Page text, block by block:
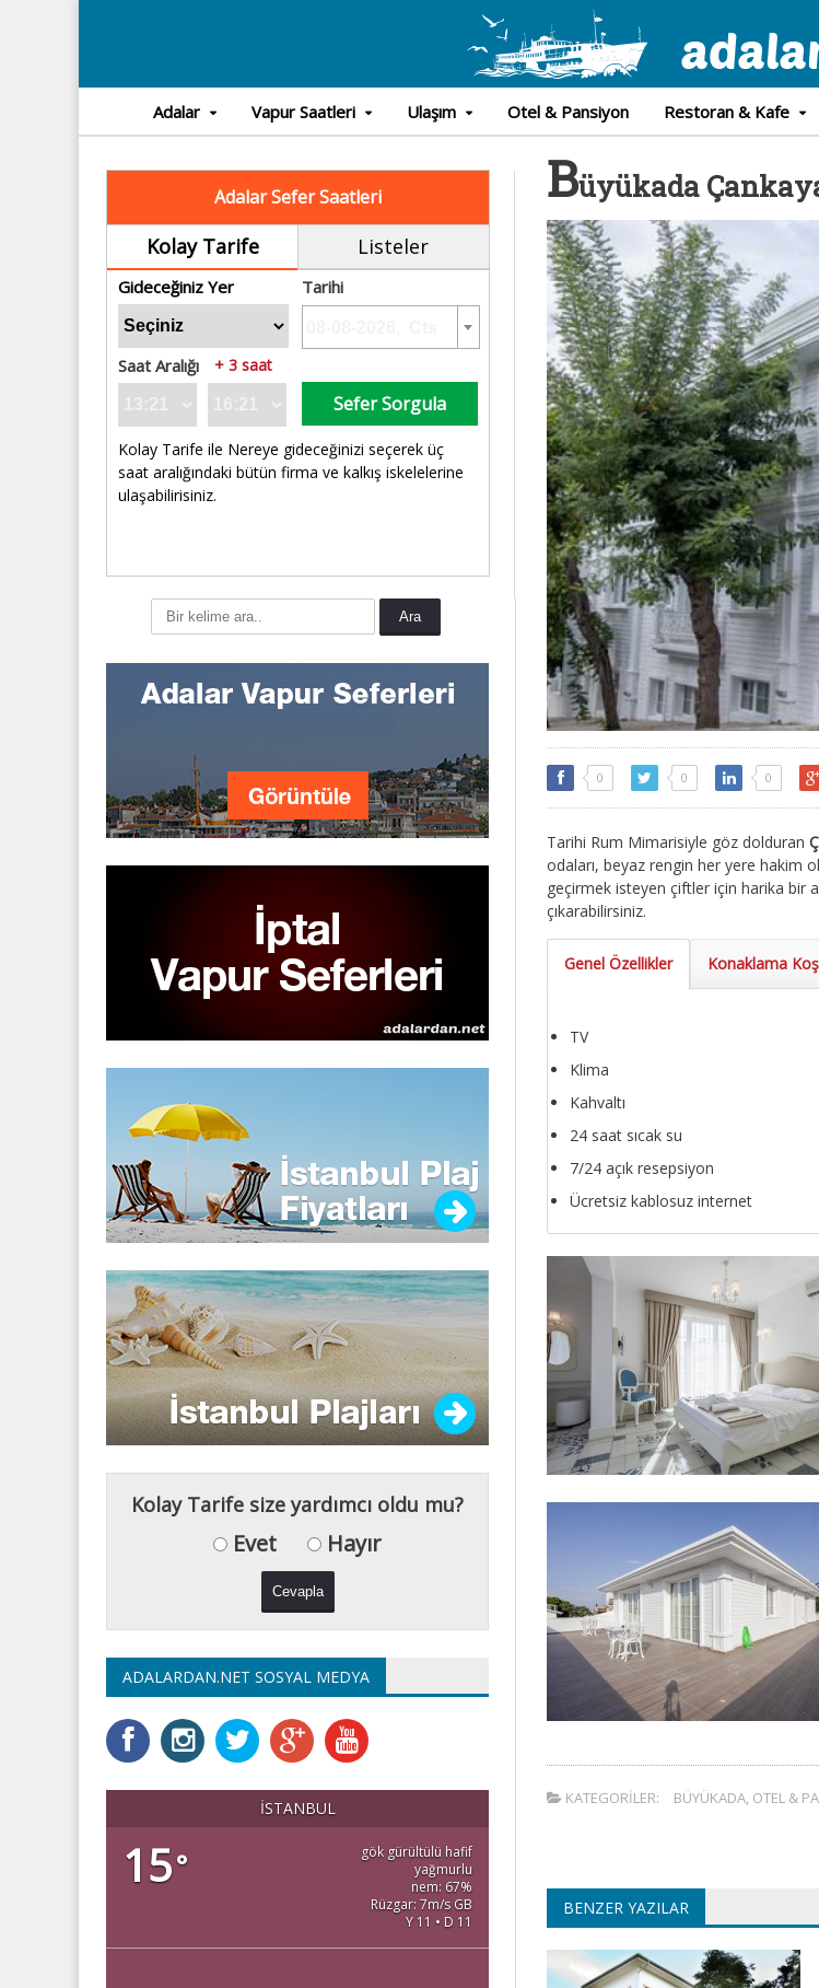
Adalar Vapur Saatleri Ulaşım Otel & Pansiyon Restoran & Kafe
Adalar Sefer Saatleri
Kolay Tarife Listeler
Gideceğiniz Yer Tarihi
Saat Aralığı + 3 saat
Sefer Sorgula
Kolay Tarife ile Nereye gideceğinizi seçerek üç
saat aralığındaki bütün firma ve kalkış iskelelerine
ulaşabilirisiniz.
Büyükada
0 0 0
Tarihi Rum Mimarisiyle göz dolduran
odaları, beyaz rengin her yere hakim
geçirmek isteyen çiftler için harika bir
çıkarabilirsiniz.
Genel Özellikler Konaklama
TV
Klima
Kahvaltı
24 saat sıcak su
7/24 açık resepsiyon
Ücretsiz kablosuz internet
KATEGORILER: BÜYÜKADA, OTEL &
BENZER YAZILAR
Kolay Tarife size yardımcı oldu mu?
Evet Hayır
ADALARDAN.NET SOSYAL MEDYA
İSTANBUL
15°
gök gürültülü hafif
yağmurlu
nem: 67%
Rüzgar: 7m/s GB
Y 11 • D 11